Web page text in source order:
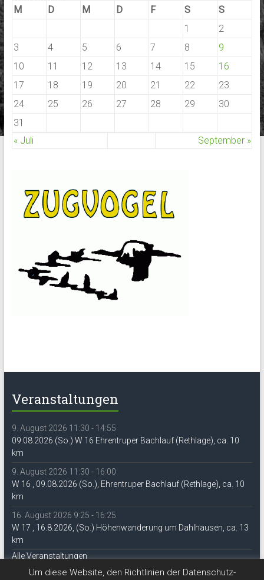
M
D M D F S
S
1
2
3
4 5 6 7 8
9
10
11 12 13 14 15
16
17
18 19 20 21 22
23
24
25 26 27 28 29
30
31
« Juli
September »
Veranstaltungen
9. August 2026 11:30 - 14:55
09.08.2026 (So.) W 16 Ehrentruper Bachlauf (Rethlage), ca. 10
km
9. August 2026 11:30 - 16:00
W 16 , 09.08.2026 (So.), Ehrentruper Bachlauf (Rethlage), ca. 10
km
16. August 2026 9:25 - 16:25
W 17 , 16.8.2026, (So.) Höhenwanderung um Dahlhausen, ca. 13
km
Alle Veranstaltungen
Um diese Website, den Richtlinien der Datenschutz-